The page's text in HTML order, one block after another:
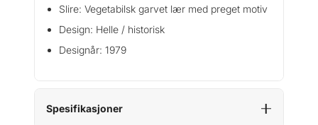
Slire: Vegetabilsk garvet lær med preget motiv
Design: Helle / historisk
Designår: 1979
Spesifikasjoner